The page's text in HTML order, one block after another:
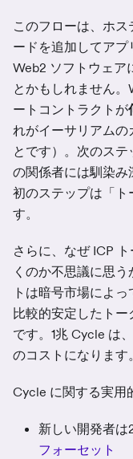
このフローは、ホ
ードを追加してア
Web2 ソフトウェア
とかもしれません
ートコントラクトが
れがイーサリアムの
とです）。次のス
の関係者には馴染
初のステップは「
す。
さらに、なぜ ICP
くのか不思議に思
トは暗号市場によ
比較的安定したトー
です。1兆 Cycle は
のコストになります。
Cycle に関する実用
新しい開発者は
フォーセット